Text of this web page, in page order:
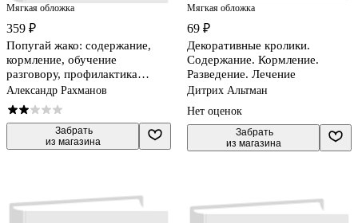
Мягкая обложка
359 ₽
Попугай жако: содержание,
кормление, обучение
разговору, профилактика
заболеваний
Александр Рахманов
Забрать
из магазина
Мягкая обложка
69 ₽
Декоративные кролики.
Содержание. Кормление.
Разведение. Лечение
Дитрих Альтман
Нет оценок
Забрать
из магазина